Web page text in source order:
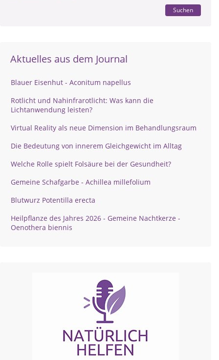
Suchen
Aktuelles aus dem Journal
Blauer Eisenhut - Aconitum napellus
Rotlicht und Nahinfrarotlicht: Was kann die
Lichtanwendung leisten?
Virtual Reality als neue Dimension im Behandlungsraum
Die Bedeutung von innerem Gleichgewicht im Alltag
Welche Rolle spielt Folsäure bei der Gesundheit?
Gemeine Schafgarbe - Achillea millefolium
Blutwurz Potentilla erecta
Heilpflanze des Jahres 2026 - Gemeine Nachtkerze -
Oenothera biennis